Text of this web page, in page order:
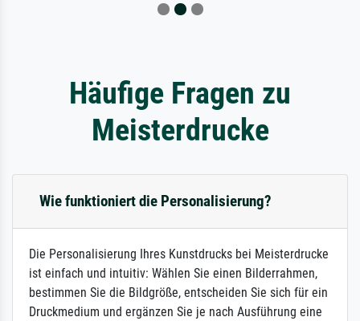
Häufige Fragen zu
Meisterdrucke
Wie funktioniert die Personalisierung?
Die Personalisierung Ihres Kunstdrucks bei Meisterdrucke
ist einfach und intuitiv: Wählen Sie einen Bilderrahmen,
bestimmen Sie die Bildgröße, entscheiden Sie sich für ein
Druckmedium und ergänzen Sie je nach Ausführung eine